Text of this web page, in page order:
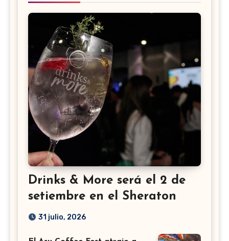
Drinks & More será el 2 de
setiembre en el Sheraton
31 julio, 2026